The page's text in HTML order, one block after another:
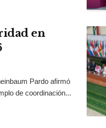
en
Pardo afirmó
de coordinación...